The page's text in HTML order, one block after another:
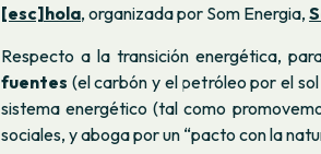
[esc]hola, organizada por Som Energia,
Respecto a la transición energética,
fuentes (el carbón y el petróleo por el
sistema energético (tal como
sociales, y aboga por un “pacto con la